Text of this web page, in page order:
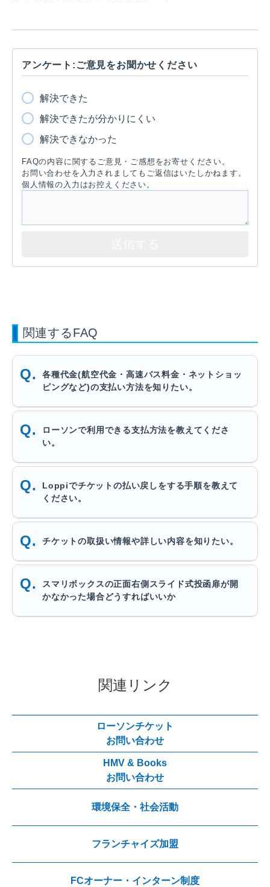
アンケート:ご意見をお聞かせください
解決できた
解決できたが分かりにくい
解決できなかった
FAQの内容に関するご意見・ご感想をお寄せください。
お問い合わせを入力されましてもご返信はいたしかねます。
個人情報の入力はお控えください。
関連するFAQ
各種代金(航空代金・高速バス料金・ネットショッ
ピングなど)の支払い方法を知りたい。
ローソンで利用できる支払方法を教えてくださ
い。
Loppiでチケットの払い戻しをする手順を教えて
ください。
チケットの取扱い情報や詳しい内容を知りたい。
スマリボックスの正面右側スライド式投函扉が開
かなかった場合どうすればいいか
関連リンク
ローソンチケット
お問い合わせ
HMV & Books
お問い合わせ
環境保全・社会活動
フランチャイズ加盟
FCオーナー・インターン制度